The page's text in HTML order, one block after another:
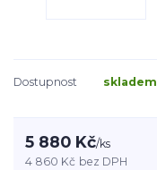
Dostupnost skladem
5 880 Kč/ks
4 860 Kč bez DPH